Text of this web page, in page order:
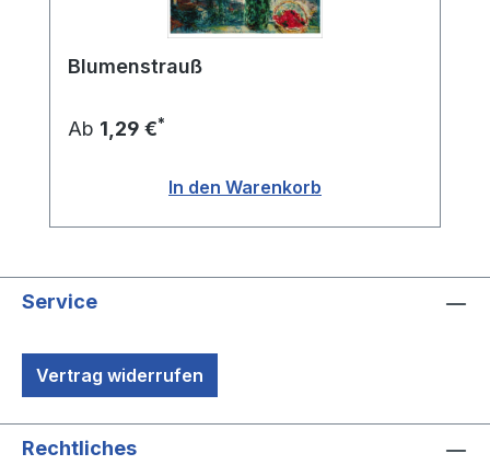
Blumenstrauß
Ab 1,29 €*
In den Warenkorb
Service
Vertrag widerrufen
Rechtliches